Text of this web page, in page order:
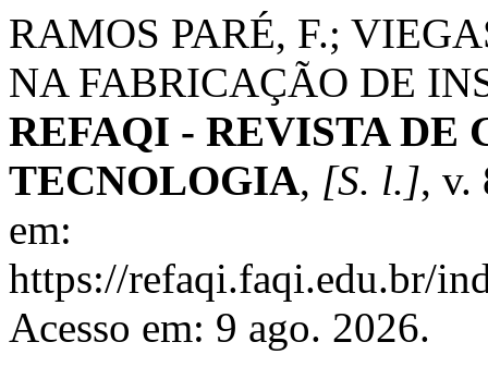
RAMOS PARÉ, F.;
NA FABRICAÇÃO DE
REFAQI - REVISTA DE
TECNOLOGIA, [S. l.], v.
em:
https://refaqi.faqi.edu.br/
Acesso em: 9 ago. 2026.